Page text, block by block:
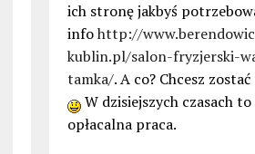
ich stronę jakbyś
infohttp://
kublin.pl/salon-fryzjerski-
tamka/. A co? Chcesz
W dzisiejszych czasach to
opłacalna praca.